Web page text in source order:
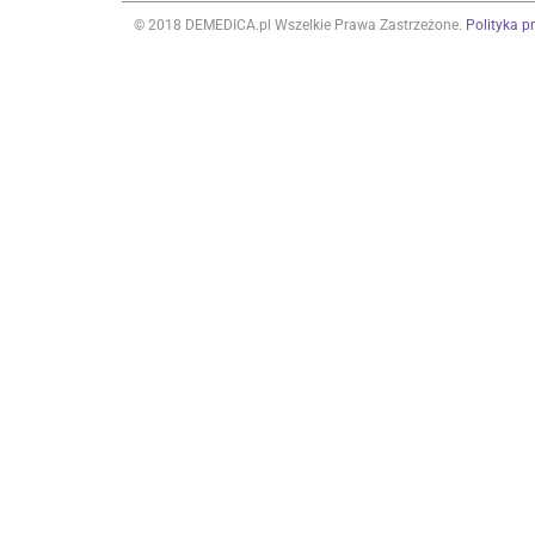
© 2018 DEMEDICA.pl Wszelkie Prawa Zastrzeżone. Polityka